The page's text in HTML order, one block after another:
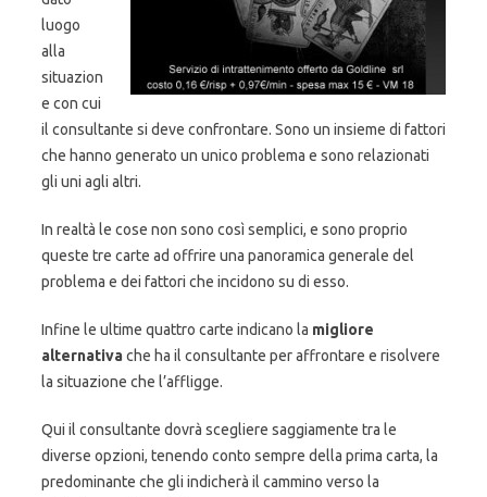
luogo
alla
situazion
e con cui
il consultante si deve confrontare. Sono un insieme di fattori
che hanno generato un unico problema e sono relazionati
gli uni agli altri.
In realtà le cose non sono così semplici, e sono proprio
queste tre carte ad offrire una panoramica generale del
problema e dei fattori che incidono su di esso.
Infine le ultime quattro carte indicano la migliore
alternativache ha il consultante per affrontare e risolvere
la situazione che l’affligge.
Qui il consultante dovrà scegliere saggiamente tra le
diverse opzioni, tenendo conto sempre della prima carta, la
predominante che gli indicherà il cammino verso la